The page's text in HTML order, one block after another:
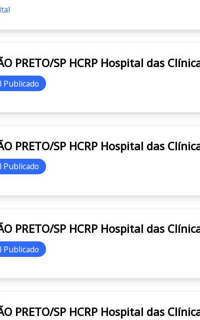
RIBEIRÃO PRETO/SP
Publicado
RIBEIRÃO PRETO/SP
Publicado
RIBEIRÃO PRETO/SP
Publicado
RIBEIRÃO PRETO/SP